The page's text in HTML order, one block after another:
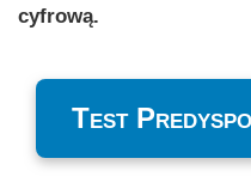
cyfrową.
Test